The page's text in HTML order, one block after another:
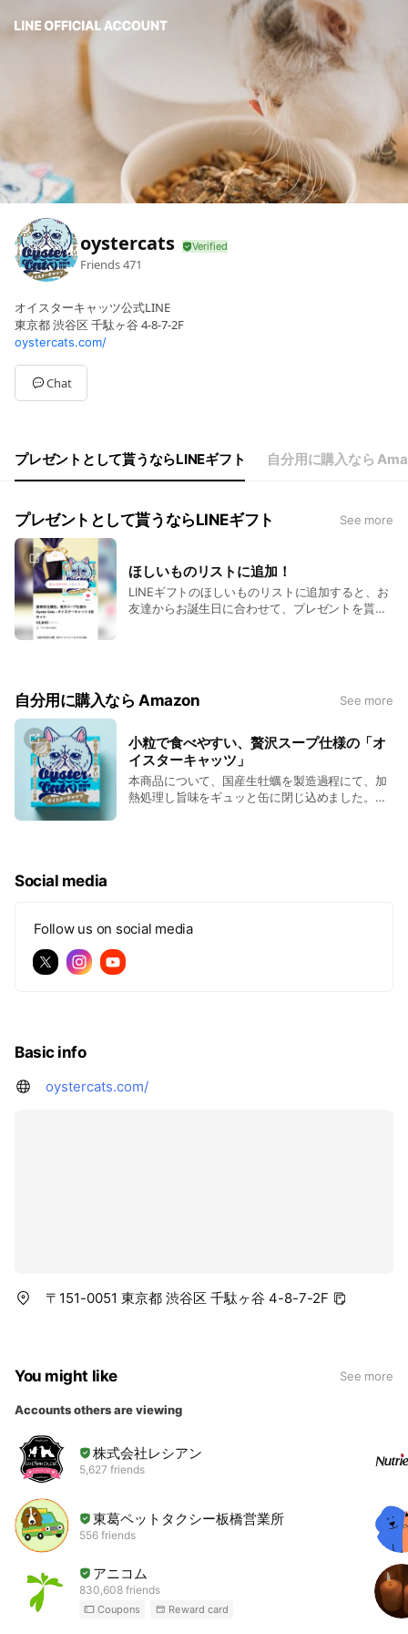
oystercats
Friends471
オイスターキャッツ公式LINE
東京都 渋谷区 千駄ヶ谷 4-8-7-2F
oystercats.com/
Chat
プレゼントとして貰うならLINEギフト 自分用に購入なら
プレゼントとして貰うならLINEギフト See more
ほしいものリストに追加！
LINEギフトのほしいものリストに追加すると、お
友達からお誕生日に合わせて、プレゼントを貰え
自分用に購入なら Amazon See more
小粒で食べやすい、贅沢スープ仕様の「オ
イスターキャッツ」
本商品について、国産生牡蠣を製造過程にて、加
熱処理し旨味をギュッと缶に閉じ込めました。旨
Social media
Follow us on social media
Basic info
oystercats.com/
〒151-0051 東京都 渋谷区 千駄ヶ谷 4-8-7-2F
You might like See more
Accounts others are viewing
株式会社レシアン
5,627 friends
東葛ペットタクシー板橋営業所
556 friends
アニコム
830,608 friends
Coupons Reward card